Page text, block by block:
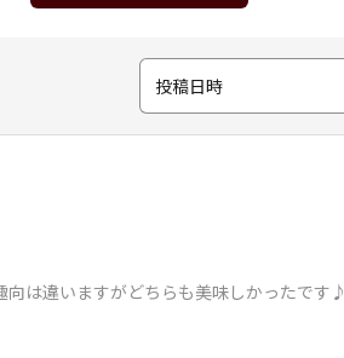
投稿日時
は違いますがどちらも美味しかったです♪